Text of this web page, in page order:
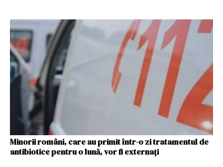
Minorii români, care au primit într-o zi tratamentul de
antibiotice pentru o lună, vor fi externaţi